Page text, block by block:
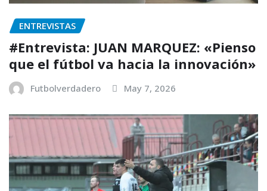
ENTREVISTAS
#Entrevista: JUAN MARQUEZ: «Pienso
que el fútbol va hacia la innovación»
Futbolverdadero May 7, 2026